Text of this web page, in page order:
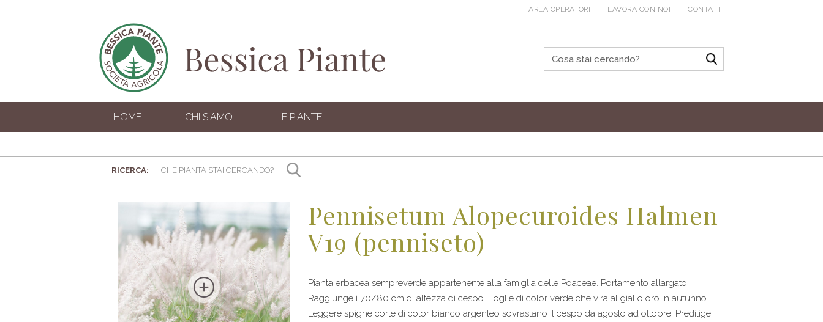
AREA OPERATORI LAVORA CON NOI CONTATTI
HOME CHI SIAMO LE PIANTE
RICERCA:
Pennisetum Alopecuroides Halmen
V19 (penniseto)
Pianta erbacea sempreverde appartenente alla famiglia delle Poaceae. Portamento allargato.
Raggiunge i 70/80 cm di altezza di cespo. Foglie di color verde che vira al giallo oro in autunno.
Leggere spighe corte di color bianco argenteo sovrastano il cespo da agosto ad ottobre. Predilige